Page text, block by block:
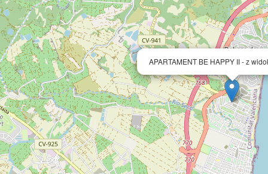
APARTAMENT BE HAPPY II - z